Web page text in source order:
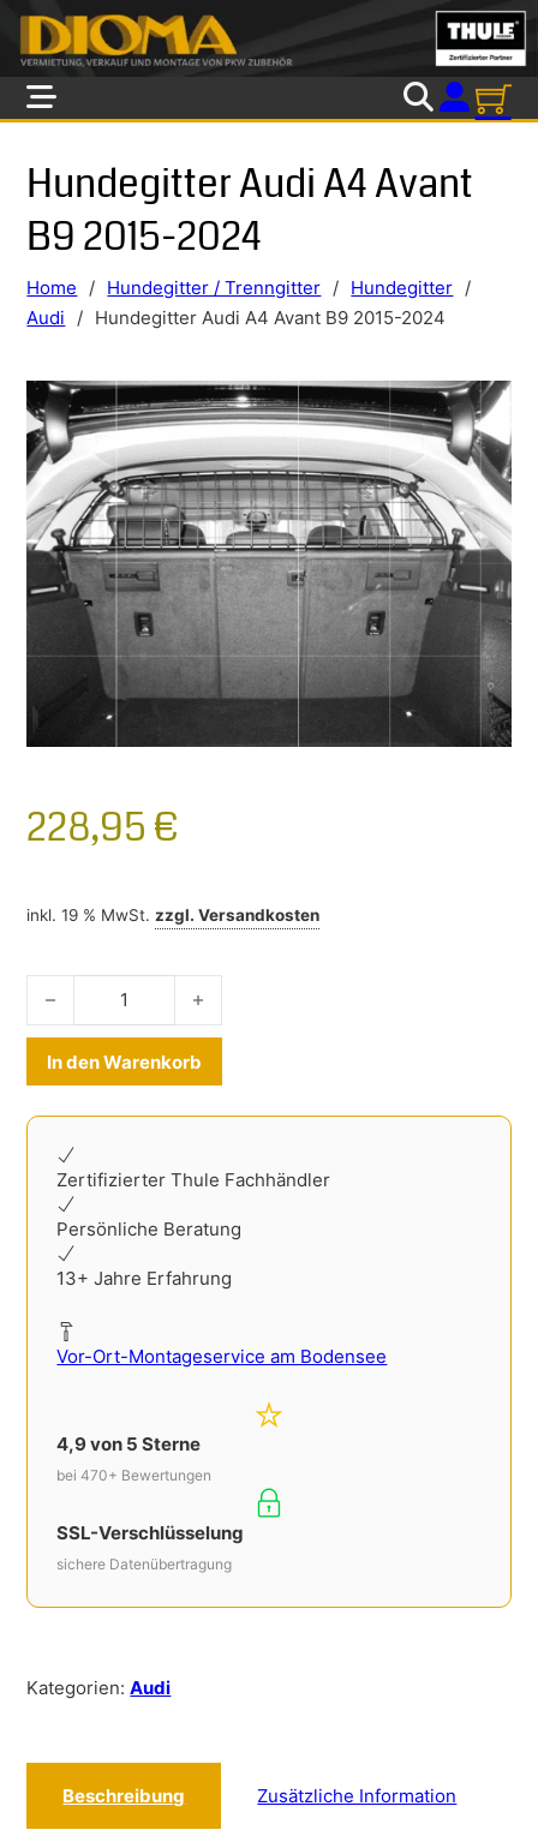
Skip to main content
Skip to footer
Hundegitter Audi A4 Avant
B9 2015-2024
Home / Hundegitter / Trenngitter / Hundegitter /
Audi
/ Hundegitter Audi A4 Avant B9 2015-2024
228,95 €
inkl. 19 % MwSt. zzgl.Versandkosten
Hundegitter Audi A4 Avant B9 2015-2024 Menge
In den Warenkorb
Zertifizierter Thule Fachhändler
Persönliche Beratung
13+ Jahre Erfahrung
Vor-Ort-Montageservice am Bodensee
4,9 von 5 Sterne
bei 470+ Bewertungen
SSL-Verschlüsselung
sichere Datenübertragung
Kategorien:Audi
Beschreibung Zusätzliche Information